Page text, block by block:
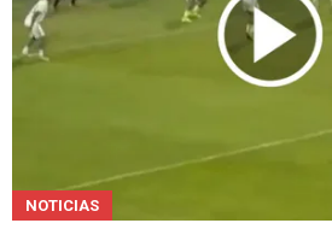
NOTICIAS